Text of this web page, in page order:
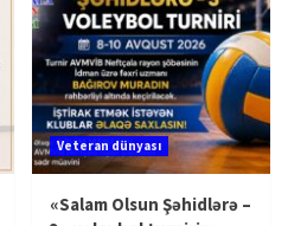
Veteran dünyası
«Salam Olsun Şəhidlərə –